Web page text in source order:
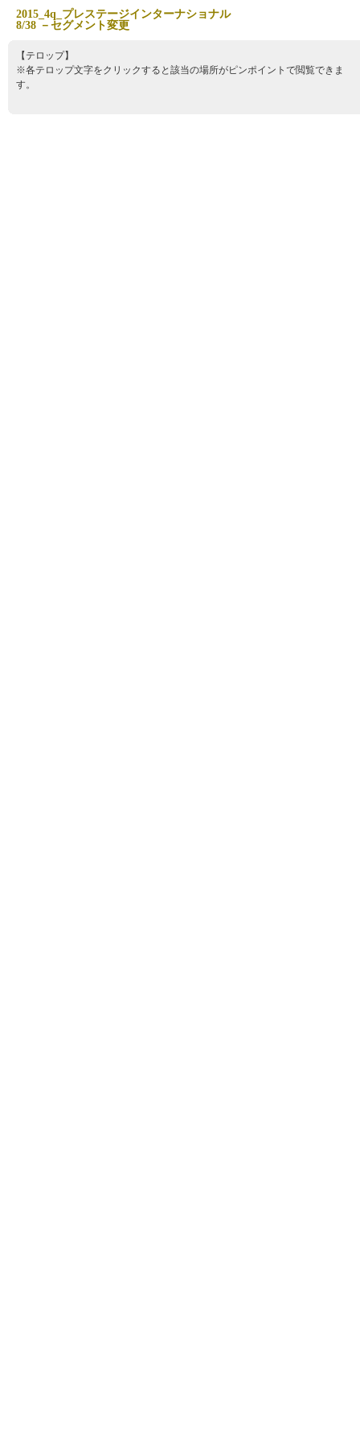
2015 4q プレステージインターナショナル
8/38 －セグメン ト変更
【テロップ】
※各テロップ文字をクリックすると該当の場所がピンポイントで閲覧できま
す。